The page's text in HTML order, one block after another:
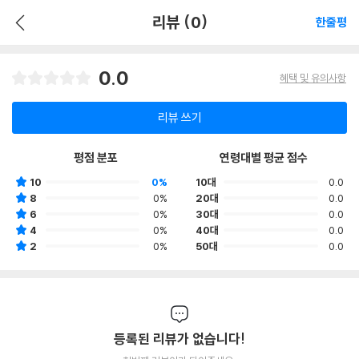
리뷰 (0) 한줄평
0.0 혜택 및 유의사항
리뷰 쓰기
평점 분포
10
0%
8
0%
6
0%
4
0%
2
0%
연령대별 평균 점수
10대
0.0
20대
0.0
30대
0.0
40대
0.0
50대
0.0
등록된 리뷰가 없습니다!